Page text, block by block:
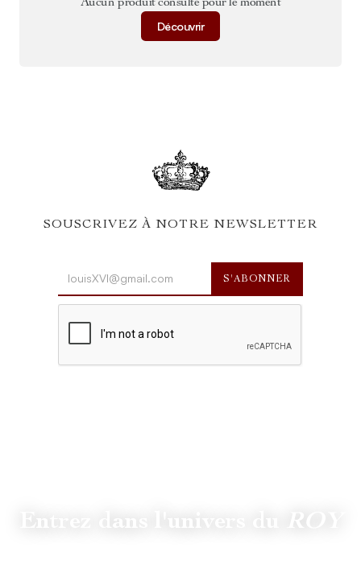
Découvrir
SOUSCRIVEZ À NOTRE NEWSLETTER
ROY